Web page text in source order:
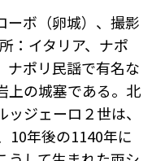
ーボ（卵城）、撮影
：イタリア、ナポ
ナポリ民謡で有名な
上の城塞である。北
ジェーロ２世は、
10年後の1140年に